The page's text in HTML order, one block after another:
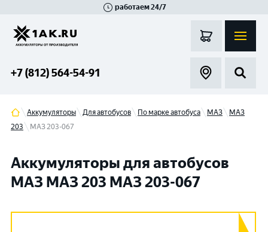
работаем 24/7
+7 (812) 564-54-91
Аккумуляторы Для автобусов По марке автобуса МАЗ
МАЗ
203
МАЗ 203-067
Аккумуляторы для автобусов
МАЗ МАЗ 203 МАЗ 203-067
Гатчина